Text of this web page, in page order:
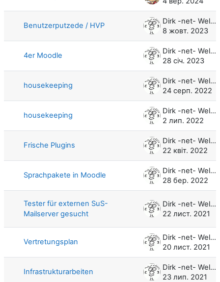
Benutzerputzede / HVP
Dirk -net- Weller
8 жовт. 2023
4er Moodle
Dirk -net- Weller
28 січ. 2023
housekeeping
Dirk -net- Weller
24 серп. 2022
housekeeping
Dirk -net- Weller
2 лип. 2022
Frische Plugins
Dirk -net- Weller
22 квіт. 2022
Sprachpakete in Moodle
Dirk -net- Weller
28 бер. 2022
Tester für externen SuS-
Mailserver gesucht
Dirk -net- Weller
22 лист. 2021
Vertretungsplan
Dirk -net- Weller
20 лист. 2021
Infrastrukturarbeiten
Dirk -net- Weller
23 лип. 2021